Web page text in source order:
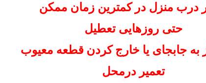
درب منزل در کمترین زمان ممکن
حتی روزهایی تعطیل
به جابجای یا خارج کردن قطعه معیوب
تعمیر درمحل